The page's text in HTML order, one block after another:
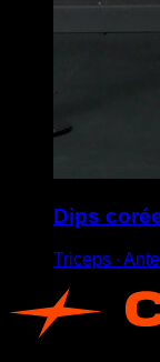
Dips
Triceps ∙